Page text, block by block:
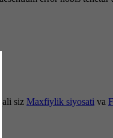
siz Maxfiylik siyosati va